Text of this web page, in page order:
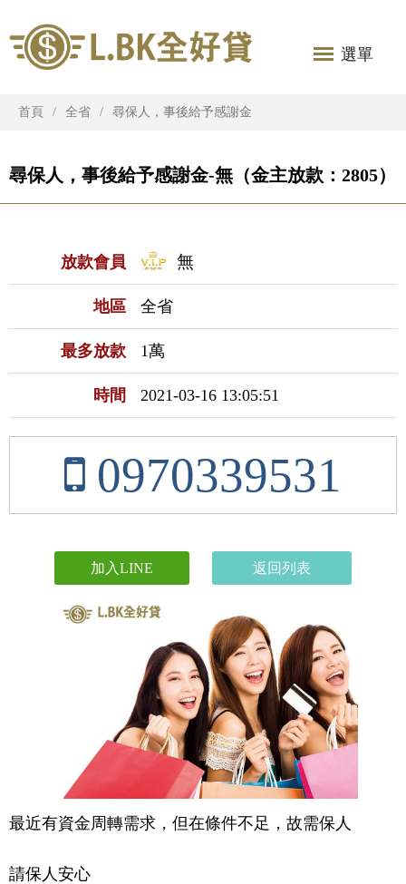
選單
首頁 全省 尋保人，事後給予感謝金
尋保人，事後給予感謝金-無（金主放款：2805）
放款會員 無
地區 全省
最多放款 1萬
時間 2021-03-16 13:05:51
0970339531
加入LINE 返回列表
最近有資金周轉需求，但在條件不足，故需保人
請保人安心